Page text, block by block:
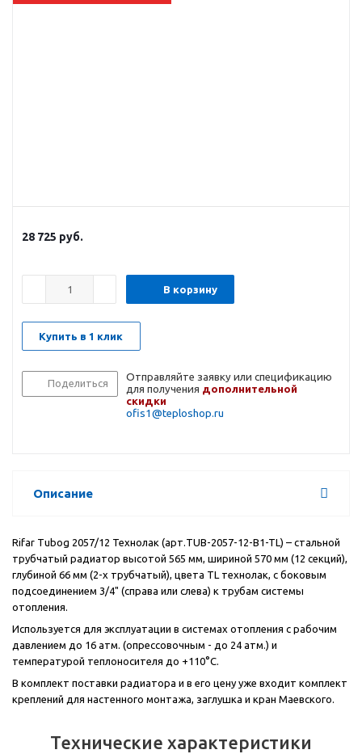
28 725 руб.
В корзину
Купить в 1 клик
Поделиться
Отправляйте заявку или спецификацию
для получения дополнительной
скидки
ofis1@teploshop.ru
Описание
Rifar Tubog 2057/12 Технолак (арт.TUB-2057-12-B1-TL) – стальной
трубчатый радиатор высотой 565 мм, шириной 570 мм (12 секций),
глубиной 66 мм (2-х трубчатый), цвета TL технолак, с боковым
подсоединением 3/4" (справа или слева) к трубам системы
отопления.
Используется для эксплуатации в системах отопления с рабочим
давлением до 16 атм. (опрессовочным - до 24 атм.) и
температурой теплоносителя до +110°С.
В комплект поставки радиатора и в его цену уже входит комплект
креплений для настенного монтажа, заглушка и кран Маевского.
Технические характеристики